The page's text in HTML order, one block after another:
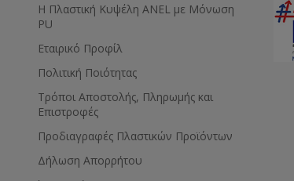
Η Πλαστική Κυψέλη ANEL με Μόνωση
PU
Εταιρικό Προφίλ
Πολιτική Ποιότητας
Τρόποι Αποστολής, Πληρωμής και
Επιστροφές
Προδιαγραφές Πλαστικών Προϊόντων
Δήλωση Απορρήτου